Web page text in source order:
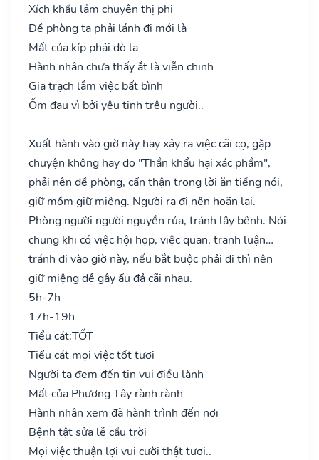
Xích khẩu lắm chuyên thị phi
Đề phòng ta phải lánh đi mới là
Mất của kíp phải dò la
Hành nhân chưa thấy ắt là viễn chinh
Gia trạch lắm việc bất bình
Ốm đau vì bởi yêu tinh trêu người..
Xuất hành vào giờ này hay xảy ra việc cãi cọ, gặp
chuyện không hay do "Thần khẩu hại xác phầm",
phải nên đề phòng, cẩn thận trong lời ăn tiếng nói,
giữ mồm giữ miệng. Người ra đi nên hoãn lại.
Phòng người người nguyền rủa, tránh lây bệnh. Nói
chung khi có việc hội họp, việc quan, tranh luận…
tránh đi vào giờ này, nếu bắt buộc phải đi thì nên
giữ miệng dễ gây ẩu đả cãi nhau.
5h-7h
17h-19h
Tiểu cát:TỐT
Tiểu cát mọi việc tốt tươi
Người ta đem đến tin vui điều lành
Mất của Phương Tây rành rành
Hành nhân xem đã hành trình đến nơi
Bệnh tật sửa lễ cầu trời
Mọi việc thuận lợi vui cười thật tươi..